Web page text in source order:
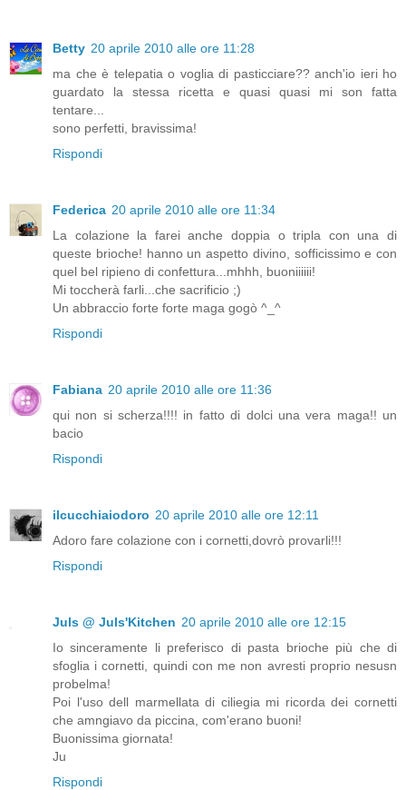
Betty 20 aprile 2010 alle ore 11:28
ma che è telepatia o voglia di pasticciare?? anch'io ieri ho
guardato la stessa ricetta e quasi quasi mi son fatta
tentare...
sono perfetti, bravissima!
Rispondi
Federica 20 aprile 2010 alle ore 11:34
La colazione la farei anche doppia o tripla con una di
queste brioche! hanno un aspetto divino, sofficissimo e con
quel bel ripieno di confettura...mhhh, buoniiiiii!
Mi toccherà farli...che sacrificio ;)
Un abbraccio forte forte maga gogò ^_^
Rispondi
Fabiana 20 aprile 2010 alle ore 11:36
qui non si scherza!!!! in fatto di dolci una vera maga!! un
bacio
Rispondi
ilcucchiaiodoro 20 aprile 2010 alle ore 12:11
Adoro fare colazione con i cornetti,dovrò provarli!!!
Rispondi
Juls @ Juls'Kitchen 20 aprile 2010 alle ore 12:15
Io sinceramente li preferisco di pasta brioche più che di
sfoglia i cornetti, quindi con me non avresti proprio nesusn
probelma!
Poi l'uso dell marmellata di ciliegia mi ricorda dei cornetti
che amngiavo da piccina, com'erano buoni!
Buonissima giornata!
Ju
Rispondi